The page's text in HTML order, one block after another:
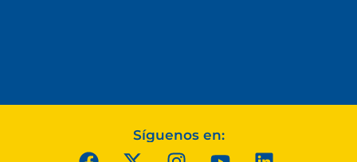
Síguenos en: